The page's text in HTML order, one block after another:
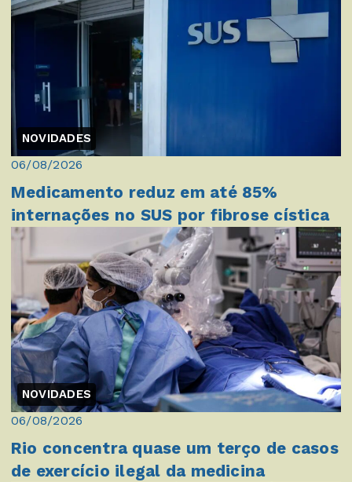
NOVIDADES
06/08/2026
Medicamento reduz em até 85%
internações no SUS por fibrose cística
NOVIDADES
06/08/2026
Rio concentra quase um terço de casos
de exercício ilegal da medicina